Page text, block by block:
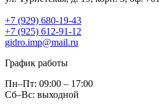
+7 (929) 680-19-43
+7 (925) 612-91-12
gidro.imp@mail.ru
График работы
Пн–Пт: 09:00 – 17:00
Сб–Вс: выходной